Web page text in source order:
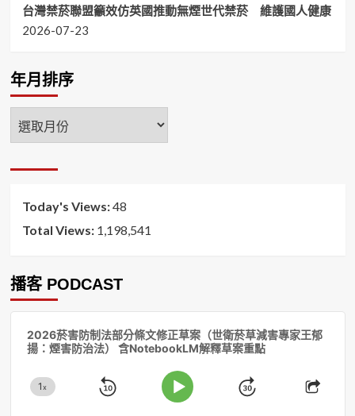
台灣禁菸聯盟籲效仿英國推動無煙世代禁菸 維護國人健康
2026-07-23
年月排序
年
月
Today's Views:48
Total Views: 1,198,541
播客 PODCAST
2026菸害防制法部分條文修正草案（世衛菸草減害專家王郁
揚：煙害防治法） 含NotebookLM解釋草案重點
Change
1x
Skip
Play
Jump
Share